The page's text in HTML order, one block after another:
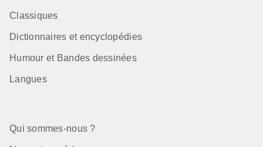
Classiques
Dictionnaires et encyclopédies
Humour et Bandes dessinées
Langues
Qui sommes-nous ?